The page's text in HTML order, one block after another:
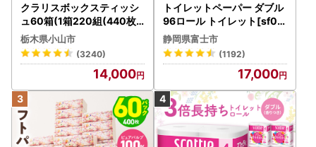
クラリスボックスティッシ
ュ60箱(1箱220組(440枚))
(5個入り×12セット)【配送
不可地域：離島・沖縄県】
【1256759】
栃木県小山市
(3240)
14,000
トイレットペーパー ダブル
96ロール トイレット[sf00
1-012]
静岡県富士市
(1192)
17,000